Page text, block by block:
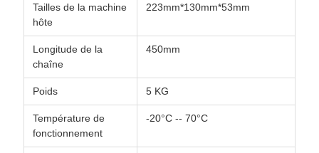
Tailles de la machine
hôte
223mm*130mm*53mm
Longitude de la
chaîne
450mm
Poids 5 KG
Température de
fonctionnement
-20°C -- 70°C